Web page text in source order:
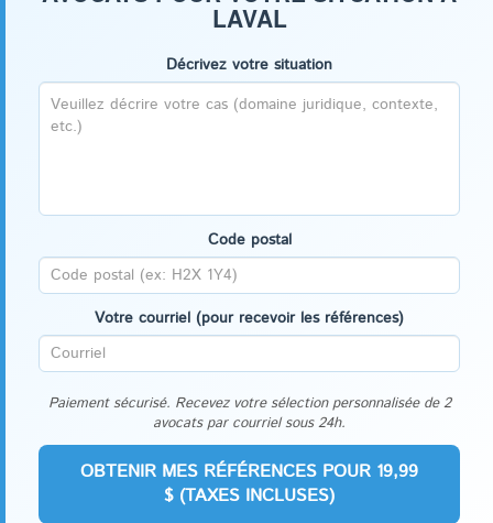
LAVAL
Décrivez votre situation
Code postal
Votre courriel (pour recevoir les références)
Paiement sécurisé. Recevez votre sélection personnalisée de 2
avocats par courriel sous 24h.